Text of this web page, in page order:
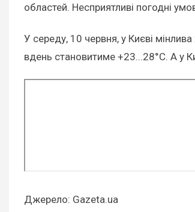
областей. Несприятливі погодні
У середу, 10 червня, у Києві
вдень становитиме +23...28°С. А у
Джерело: Gazeta.ua